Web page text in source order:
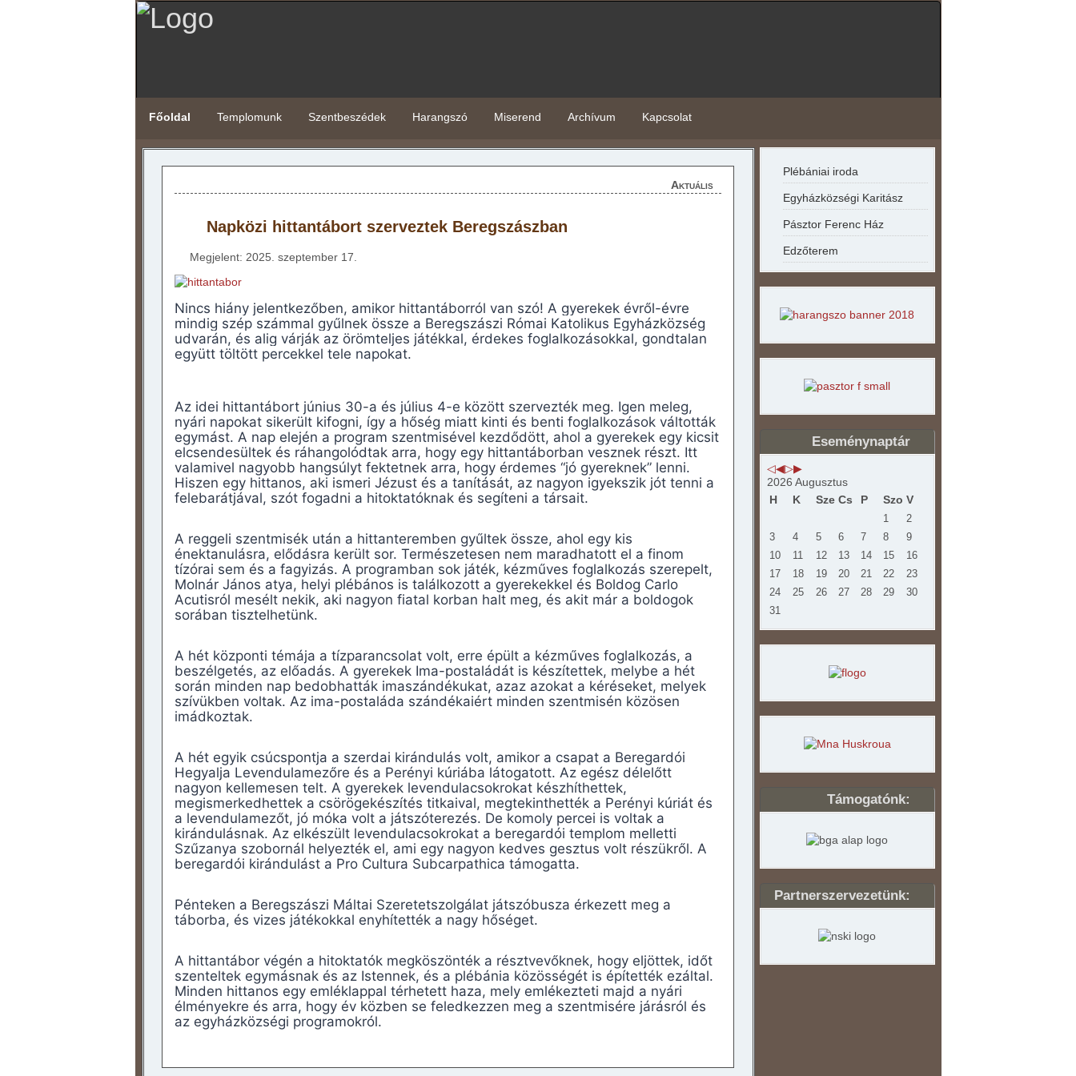
Főoldal Templomunk Szentbeszédek Harangszó Miserend Archívum Kapcsolat
Aktuális
Napközi hittantábort szerveztek Beregszászban
Megjelent: 2025. szeptember 17.
Nincs hiány jelentkezőben, amikor hittantáborról van szó! A gyerekek évről-évre
mindig szép számmal gyűlnek össze a Beregszászi Római Katolikus Egyházközség
udvarán, és alig várják az örömteljes játékkal, érdekes foglalkozásokkal, gondtalan
együtt töltött percekkel tele napokat.
Az idei hittantábort június 30-a és július 4-e között szervezték meg. Igen meleg,
nyári napokat sikerült kifogni, így a hőség miatt kinti és benti foglalkozások váltották
egymást. A nap elején a program szentmisével kezdődött, ahol a gyerekek egy kicsit
elcsendesültek és ráhangolódtak arra, hogy egy hittantáborban vesznek részt. Itt
valamivel nagyobb hangsúlyt fektetnek arra, hogy érdemes “jó gyereknek” lenni.
Hiszen egy hittanos, aki ismeri Jézust és a tanítását, az nagyon igyekszik jót tenni a
felebarátjával, szót fogadni a hitoktatóknak és segíteni a társait.
A reggeli szentmisék után a hittanteremben gyűltek össze, ahol egy kis
énektanulásra, elődásra került sor. Természetesen nem maradhatott el a finom
tízórai sem és a fagyizás. A programban sok játék, kézműves foglalkozás szerepelt,
Molnár János atya, helyi plébános is találkozott a gyerekekkel és Boldog Carlo
Acutisról mesélt nekik, aki nagyon fiatal korban halt meg, és akit már a boldogok
sorában tisztelhetünk.
A hét központi témája a tízparancsolat volt, erre épült a kézműves foglalkozás, a
beszélgetés, az előadás. A gyerekek Ima-postaládát is készítettek, melybe a hét
során minden nap bedobhatták imaszándékukat, azaz azokat a kéréseket, melyek
szívükben voltak. Az ima-postaláda szándékaiért minden szentmisén közösen
imádkoztak.
A hét egyik csúcspontja a szerdai kirándulás volt, amikor a csapat a Beregardói
Hegyalja Levendulamezőre és a Perényi kúriába látogatott. Az egész délelőtt
nagyon kellemesen telt. A gyerekek levendulacsokrokat készhíthettek,
megismerkedhettek a csörögekészítés titkaival, megtekinthették a Perényi kúriát és
a levendulamezőt, jó móka volt a játszóterezés. De komoly percei is voltak a
kirándulásnak. Az elkészült levendulacsokrokat a beregardói templom melletti
Szűzanya szobornál helyezték el, ami egy nagyon kedves gesztus volt részükről. A
beregardói kirándulást a Pro Cultura Subcarpathica támogatta.
Pénteken a Beregszászi Máltai Szeretetszolgálat játszóbusza érkezett meg a
táborba, és vizes játékokkal enyhítették a nagy hőséget.
A hittantábor végén a hitoktatók megköszönték a résztvevőknek, hogy eljöttek, időt
szenteltek egymásnak és az Istennek, és a plébánia közösségét is építették ezáltal.
Minden hittanos egy emléklappal térhetett haza, mely emlékezteti majd a nyári
élményekre és arra, hogy év közben se feledkezzen meg a szentmisére járásról és
az egyházközségi programokról.
Plébániai iroda
Egyházközségi Karitász
Pásztor Ferenc Ház
Edzőterem
Eseménynaptár
2026 Augusztus
H
K Sze Cs P Szo V
1
2
3
4 5 6 7 8
9
10
11 12 13 14 15
16
17
18 19 20 21 22
23
24
25 26 27 28 29
30
31
Támogatónk:
Partnerszervezetünk: